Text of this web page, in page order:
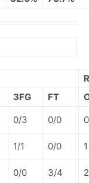
3FG FT
0/3 0/0 0
1/1 0/0 1
0/0 3/4 2